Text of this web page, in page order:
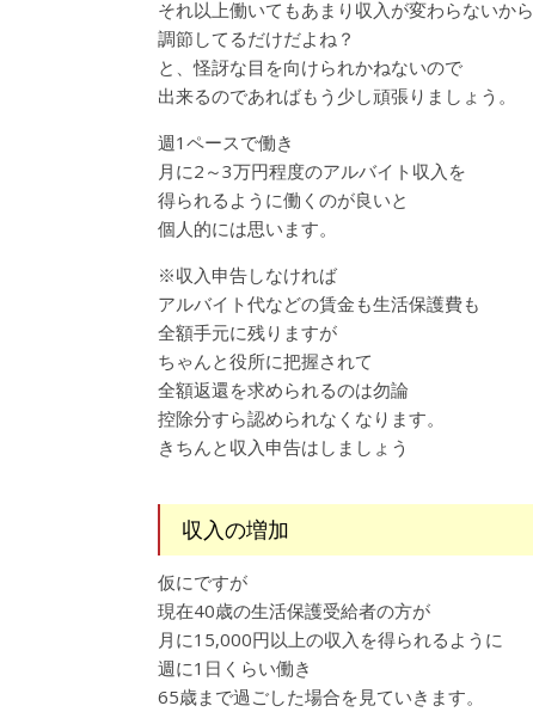
それ以上働いてもあまり収入が変わらないから
調節してるだけだよね？
と、怪訝な目を向けられかねないので
出来るのであればもう少し頑張りましょう。
週1ペースで働き
月に2～3万円程度のアルバイト収入を
得られるように働くのが良いと
個人的には思います。
※収入申告しなければ
アルバイト代などの賃金も生活保護費も
全額手元に残りますが
ちゃんと役所に把握されて
全額返還を求められるのは勿論
控除分すら認められなくなります。
きちんと収入申告はしましょう
収入の増加
仮にですが
現在40歳の生活保護受給者の方が
月に15,000円以上の収入を得られるように
週に1日くらい働き
65歳まで過ごした場合を見ていきます。